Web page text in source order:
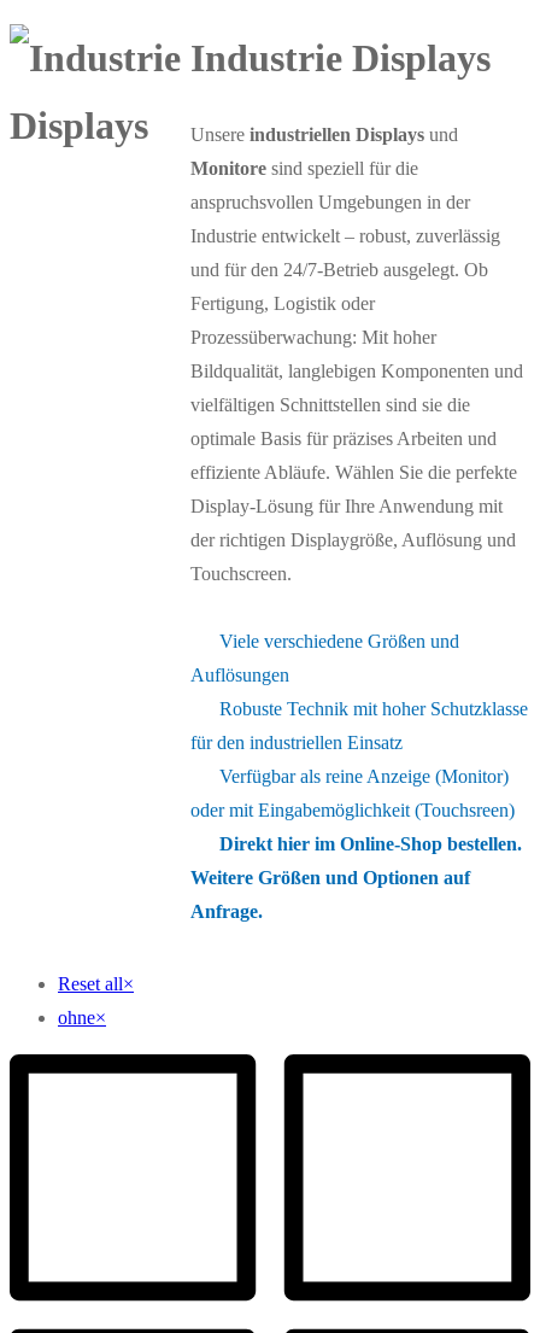
Industrie Displays
Unsere industriellen Displays und
Monitore sind speziell für die
anspruchsvollen Umgebungen in der
Industrie entwickelt – robust, zuverlässig
und für den 24/7-Betrieb ausgelegt. Ob
Fertigung, Logistik oder
Prozessüberwachung: Mit hoher
Bildqualität, langlebigen Komponenten und
vielfältigen Schnittstellen sind sie die
optimale Basis für präzises Arbeiten und
effiziente Abläufe. Wählen Sie die perfekte
Display-Lösung für Ihre Anwendung mit
der richtigen Displaygröße, Auflösung und
Touchscreen.
Viele verschiedene Größen und
Auflösungen
Robuste Technik mit hoher Schutzklasse
für den industriellen Einsatz
Verfügbar als reine Anzeige (Monitor)
oder mit Eingabemöglichkeit (Touchsreen)
Direkt hier im Online-Shop bestellen.
Weitere Größen und Optionen auf
Anfrage.
Reset all×
ohne×